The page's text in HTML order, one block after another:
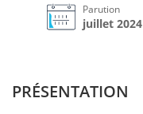
Parution
juillet 2024
PRÉSENTATION